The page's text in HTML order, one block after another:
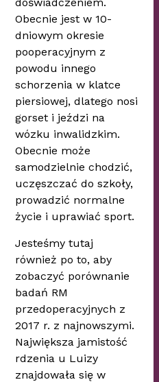
doświadczeniem.
Obecnie jest w 10-
dniowym okresie
pooperacyjnym z
powodu innego
schorzenia w klatce
piersiowej, dlatego nosi
gorset i jeździ na
wózku inwalidzkim.
Obecnie może
samodzielnie chodzić,
uczęszczać do szkoły,
prowadzić normalne
życie i uprawiać sport.
Jesteśmy tutaj
również po to, aby
zobaczyć porównanie
badań RM
przedoperacyjnych z
2017 r. z najnowszymi.
Największa jamistość
rdzenia u Luizy
znajdowała się w